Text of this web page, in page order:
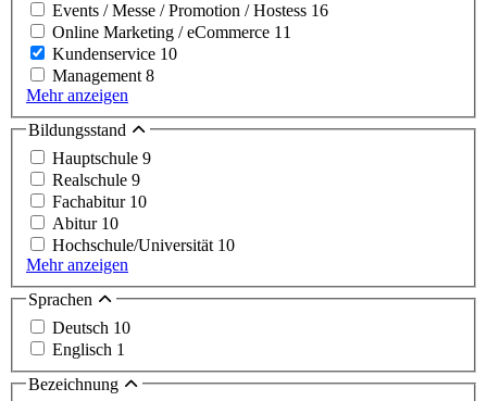
Events / Messe / Promotion / Hostess 16
Online Marketing / eCommerce 11
Kundenservice 10
Management8
Mehr anzeigen
Bildungsstand
Hauptschule 9
Realschule 9
Fachabitur 10
Abitur 10
Hochschule/Universität 10
Mehr anzeigen
Sprachen
Deutsch 10
Englisch 1
Bezeichnung